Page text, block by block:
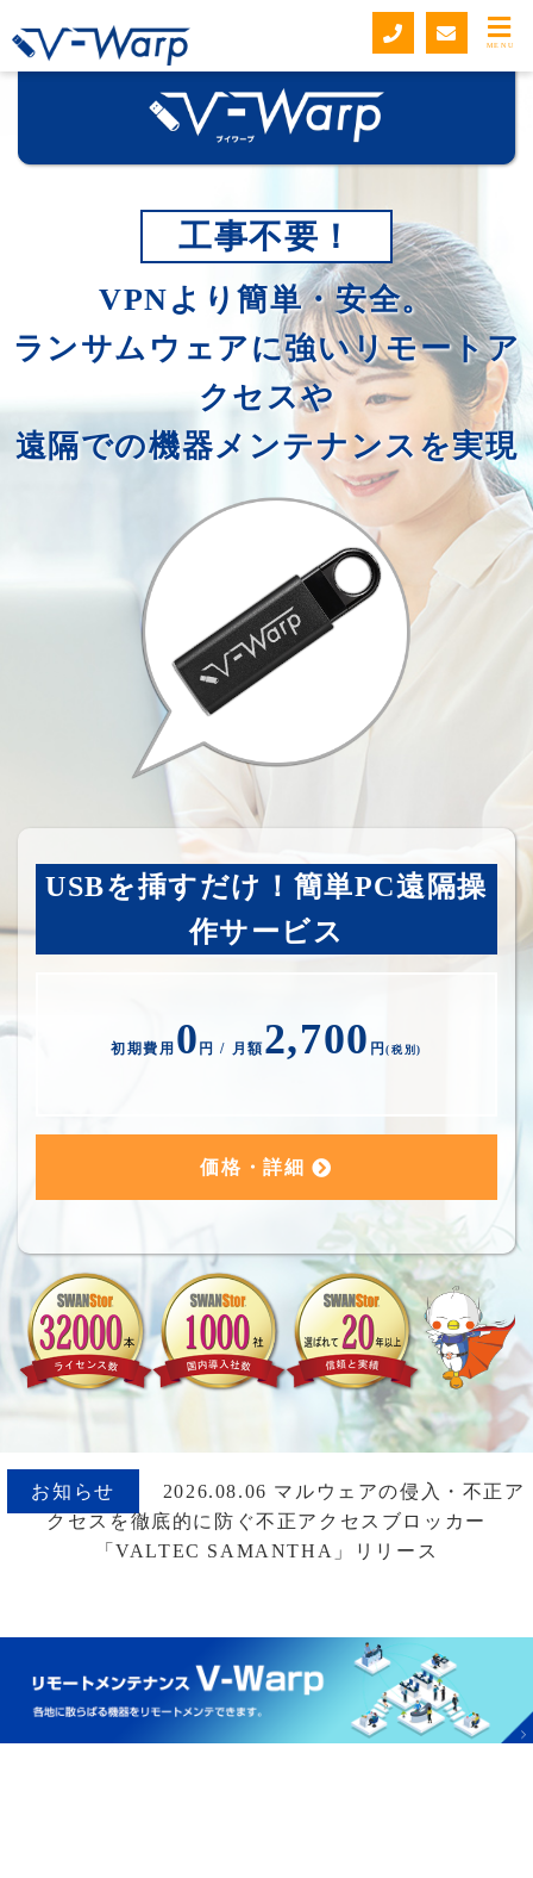
MENU
工事不要！
VPNより簡単・安全。
ランサムウェアに強いリモートア
クセスや
遠隔での機器メンテナンスを実現
USBを挿すだけ！簡単PC遠隔操
作サービス
初期費用 0 円 / 月額2,700 円(税別)
価格・詳細
お知らせ
2026.08.06 マルウェアの侵入・不正ア
クセスを徹底的に防ぐ不正アクセスブロッカー
「VALTEC SAMANTHA」リリース